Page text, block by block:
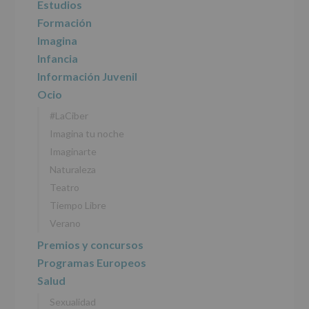
INFORMACIÓN
SOBRE
PROTECCIÓN
DE
DATOS
(REGLAMENTO
EUROPEO
2016/679
27
abril
de
2016)
AYUNTAMIENTO
DE
Finalidad
Información
actividades
y
programas
para
Estudios
Formación
Imagina
Infancia
Información Juvenil
Ocio
#LaCiber
Imagina tu noche
Imaginarte
Naturaleza
Teatro
Tiempo Libre
Verano
Premios y concursos
Programas Europeos
Salud
Sexualidad